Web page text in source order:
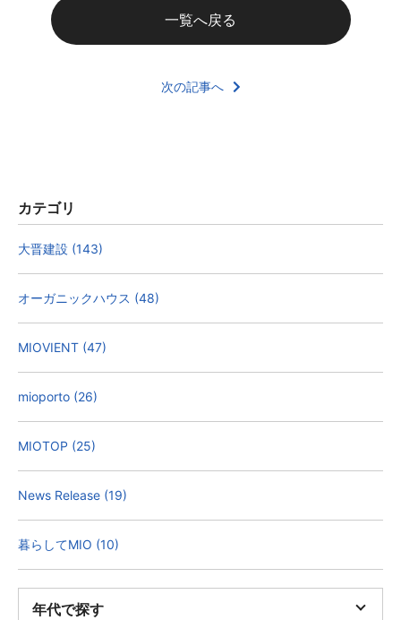
一覧へ戻る
次の記事へ
カテゴリ
大晋建設 (143)
オーガニックハウス (48)
MIOVIENT (47)
mioporto (26)
MIOTOP (25)
News Release (19)
暮らしてMIO (10)
年代で探す